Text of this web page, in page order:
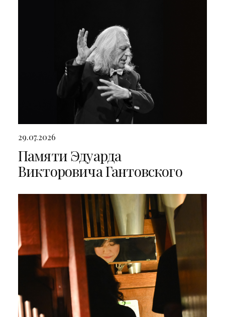
29.07.2026
Памяти Эдуарда
Викторовича Гантовского